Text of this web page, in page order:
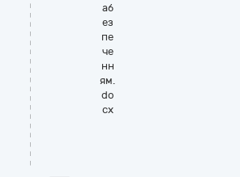
аб
ез
пе
че
нн
ям.
do
cx